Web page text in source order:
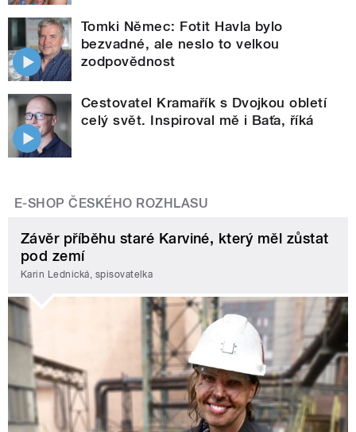
Tomki Němec: Fotit Havla bylo
bezvadné, ale neslo to velkou
zodpovědnost
Cestovatel Kramařík s Dvojkou obletí
celý svět. Inspiroval mě i Baťa, říká
E-SHOP ČESKÉHO ROZHLASU
Závěr příběhu staré Karviné, který měl zůstat
pod zemí
Karin Lednická, spisovatelka